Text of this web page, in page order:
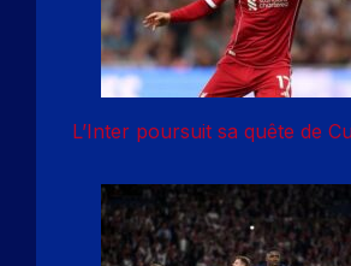
L’Inter poursuit sa quête de